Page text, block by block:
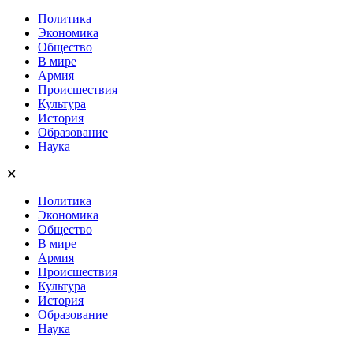
Политика
Экономика
Общество
В мире
Армия
Происшествия
Культура
История
Образование
Наука
✕
Политика
Экономика
Общество
В мире
Армия
Происшествия
Культура
История
Образование
Наука